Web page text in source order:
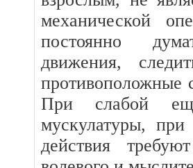
механической
постоянно
движения,
противоположные
При слабой
мускулатуры, при
действия